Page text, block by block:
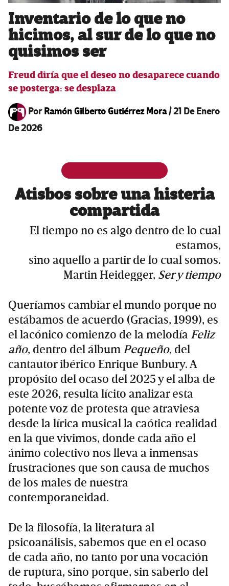
Inventario de lo que no
hicimos, al sur de lo que no
quisimos ser
Freud diría que el deseo no desaparece cuando
se posterga: se desplaza
PorRamón Gilberto Gutiérrez Mora/21 De Enero
De 2026
Atisbos sobre una histeria
compartida
El tiempo no es algo dentro de lo cual
estamos,
sino aquello a partir de lo cual somos.
Martin Heidegger, Ser y tiempo
Queríamos cambiar el mundo porque no
estábamos de acuerdo (Gracias, 1999), es
el lacónico comienzo de la melodía Feliz
año, dentro del álbum Pequeño, del
cantautor ibérico Enrique Bunbury. A
propósito del ocaso del 2025 y el alba de
este 2026, resulta lícito analizar esta
potente voz de protesta que atraviesa
desde la lírica musical la caótica realidad
en la que vivimos, donde cada año el
ánimo colectivo nos lleva a inmensas
frustraciones que son causa de muchos
de los males de nuestra
contemporaneidad.
De la filosofía, la literatura al
psicoanálisis, sabemos que en el ocaso
de cada año, no tanto por una vocación
de ruptura, sino porque, sin saberlo del